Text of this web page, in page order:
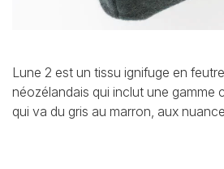
Lune 2 est un tissu ignifuge en
néozélandais qui inclut une gamme
qui va du gris au marron, aux